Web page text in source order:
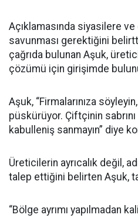
Açıklamasında siyasilere ve
savunması gerektiğini
çağrıda bulunan Aşuk,
çözümü için girişimde
Aşuk, “Firmalarınıza
püskürüyor. Çiftçinin
kabulleniş sanmayın” diye
Üreticilerin ayrıcalık değil,
talep ettiğini belirten Aşuk,
“Bölge ayrımı yapılmadan